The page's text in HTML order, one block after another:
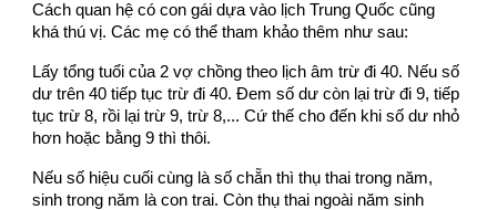
Cách quan hệ có con gái dựa vào lịch Trung Quốc cũng
khá thú vị. Các mẹ có thể tham khảo thêm như sau:
Lấy tổng tuổi của 2 vợ chồng theo lịch âm trừ đi 40. Nếu số
dư trên 40 tiếp tục trừ đi 40. Đem số dư còn lại trừ đi 9, tiếp
tục trừ 8, rồi lại trừ 9, trừ 8,... Cứ thế cho đến khi số dư nhỏ
hơn hoặc bằng 9 thì thôi.
Nếu số hiệu cuối cùng là số chẵn thì thụ thai trong năm,
sinh trong năm là con trai. Còn thụ thai ngoài năm sinh